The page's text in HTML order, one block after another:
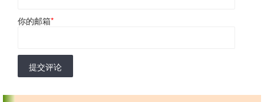
你的邮箱*
提交评论